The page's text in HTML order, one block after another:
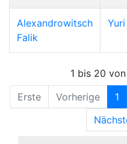
Alexandrowitsch
Falik
Yuri
1 bis 20
Erste
Vorherige 1